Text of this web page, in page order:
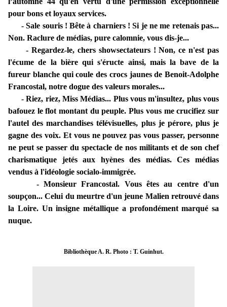
pour bons et loyaux services.
- Sale souris ! Bête à charniers ! Si je ne me retenais pas...
Non. Raclure de médias, pure calomnie, vous dis-je...
- Regardez-le, chers showsectateurs ! Non, ce n'est pas
l'écume de la bière qui s'éructe ainsi, mais la bave de la
fureur blanche qui coule des crocs jaunes de Benoit-Adolphe
Francostal, notre dogue des valeurs morales...
- Riez, riez, Miss Médias... Plus vous m'insultez, plus vous
bafouez le flot montant du peuple. Plus vous me crucifiez sur
l'autel des marchandises télévisuelles, plus je pérore, plus je
gagne des voix. Et vous ne pouvez pas vous passer, personne
ne peut se passer du spectacle de nos militants et de son chef
charismatique jetés aux hyènes des médias. Ces médias
vendus à l'idéologie socialo-immigrée.
- Monsieur Francostal. Vous êtes au centre d'un
soupçon... Celui du meurtre d'un jeune Malien retrouvé dans
la Loire. Un insigne métallique a profondément marqué sa
nuque.
Bibliothèque A. R. Photo : T. Guinhut.